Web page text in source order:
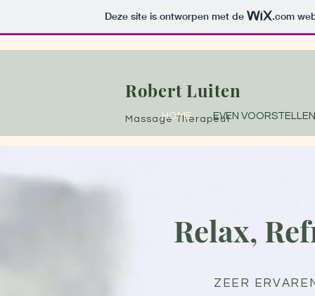
Deze site is ontworpen met de .com
Robert Luiten
Massage Therapeut
HOME EVEN VOORSTELLEN
Relax,
ZEER